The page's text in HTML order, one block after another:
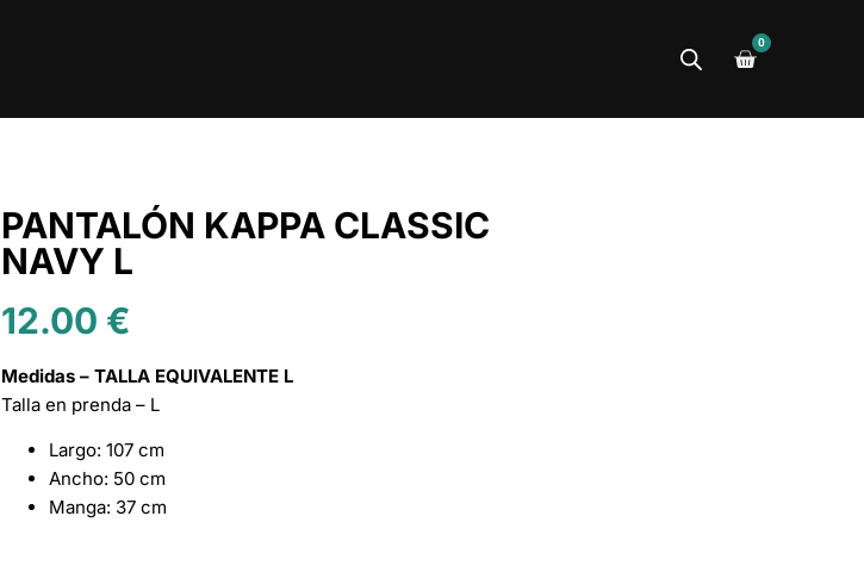
0
PANTALÓN KAPPA CLASSIC
NAVY L
12.00 €
Medidas – TALLA EQUIVALENTE L
Talla en prenda – L
Largo: 107 cm
Ancho: 50 cm
Manga: 37 cm